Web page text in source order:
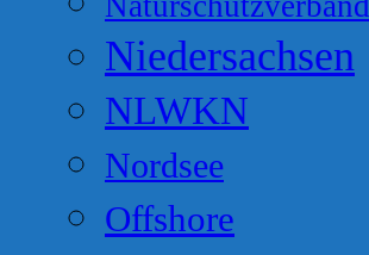
Niedersachsen
NLWKN
Nordsee
Offshore